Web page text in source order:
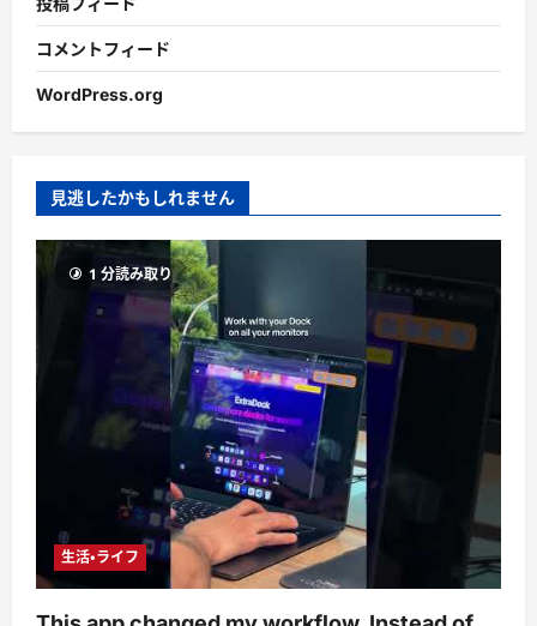
コメントフィード
WordPress.org
見逃したかもしれません
1 分読み取り
生活・ライフ